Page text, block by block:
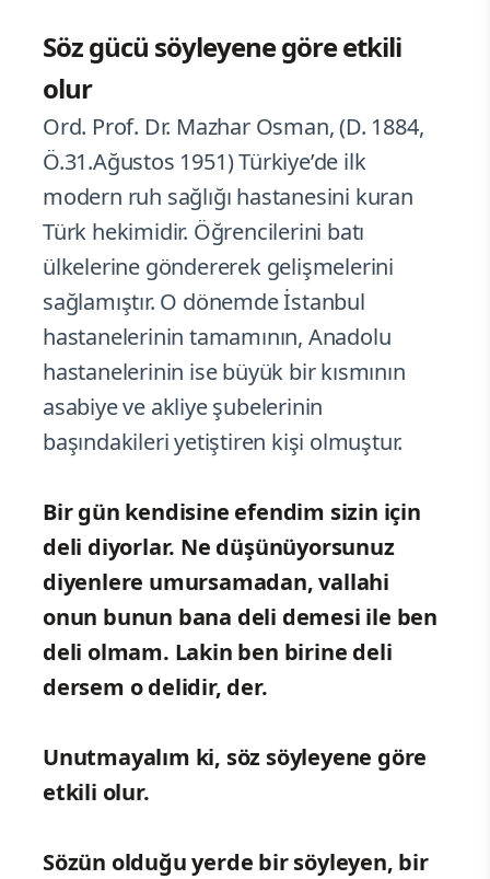
Söz gücü söyleyene göre etkili
olur
Ord. Prof. Dr. Mazhar Osman, (D. 1884,
Ö.31.Ağustos 1951) Türkiye’de ilk
modern ruh sağlığı hastanesini kuran
Türk hekimidir. Öğrencilerini batı
ülkelerine göndererek gelişmelerini
sağlamıştır. O dönemde İstanbul
hastanelerinin tamamının, Anadolu
hastanelerinin ise büyük bir kısmının
asabiye ve akliye şubelerinin
başındakileri yetiştiren kişi olmuştur.
Bir gün kendisine efendim sizin için
deli diyorlar. Ne düşünüyorsunuz
diyenlere umursamadan, vallahi
onun bunun bana deli demesi ile ben
deli olmam. Lakin ben birine deli
dersem o delidir, der.
Unutmayalım ki, söz söyleyene göre
etkili olur.
Sözün olduğu yerde bir söyleyen, bir